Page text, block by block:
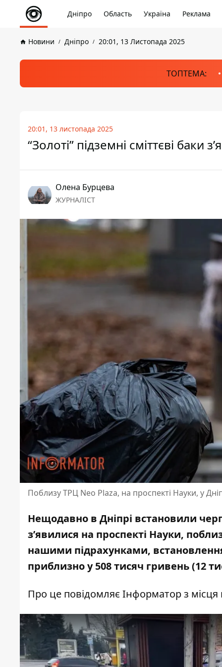
Дніпро Область Україна Реклама
Новини Дніпро 20:01, 13 Листопада 2025
ТОПТЕМА:
20:01, 13 листопада 2025
“Золоті” підземні сміттєві баки
Олена Бурцева
ЖУРНАЛІСТ
Поблизу ТРЦ Neo Plaza, на проспекті Науки, у
Нещодавно в Дніпрі встановили
з’явилися на проспекті Науки,
нашими підрахунками,
приблизно у 508 тисяч гривень(12
Про це повідомляє Інформатор з місця